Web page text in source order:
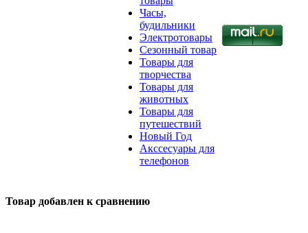
Часы,
будильники
Электротовары
Сезонный товар
Товары для
творчества
Товары для
животных
Товары для
путешествий
Новый Год
Акссесуары для
телефонов
Товар добавлен к сравнению